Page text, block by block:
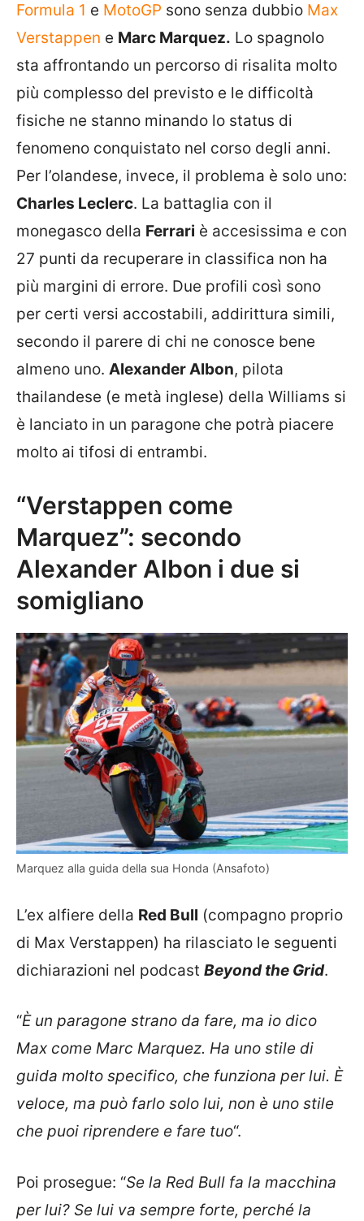
Formula 1 e MotoGP sono senza dubbio Max
Verstappen e Marc Marquez. Lo spagnolo
sta affrontando un percorso di risalita molto
più complesso del previsto e le difficoltà
fisiche ne stanno minando lo status di
fenomeno conquistato nel corso degli anni.
Per l’olandese, invece, il problema è solo uno:
Charles Leclerc. La battaglia con il
monegasco della Ferrari è accesissima e con
27 punti da recuperare in classifica non ha
più margini di errore. Due profili così sono
per certi versi accostabili, addirittura simili,
secondo il parere di chi ne conosce bene
almeno uno. Alexander Albon, pilota
thailandese (e metà inglese) della Williams si
è lanciato in un paragone che potrà piacere
molto ai tifosi di entrambi.
“Verstappen come
Marquez”: secondo
Alexander Albon i due si
somigliano
Marquez alla guida della sua Honda (Ansafoto)
L’ex alfiere della Red Bull (compagno proprio
di Max Verstappen) ha rilasciato le seguenti
dichiarazioni nel podcast Beyond the Grid.
“È un paragone strano da fare, ma io dico
Max come Marc Marquez. Ha uno stile di
guida molto specifico, che funziona per lui. È
veloce, ma può farlo solo lui, non è uno stile
che puoi riprendere e fare tuo“.
Poi prosegue: “Se la Red Bull fa la macchina
per lui? Se lui va sempre forte, perché la